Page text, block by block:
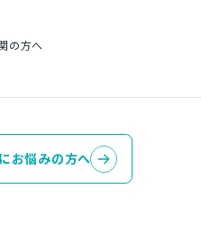
の方へ
お悩みの方へ